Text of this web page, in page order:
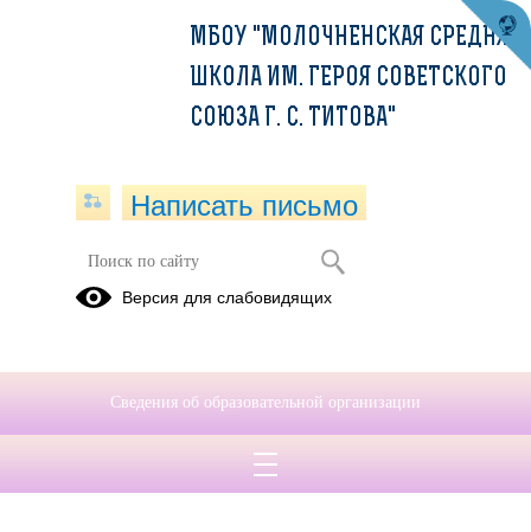
МБОУ "МОЛОЧНЕНСКАЯ СРЕДНЯЯ
ШКОЛА ИМ. ГЕРОЯ СОВЕТСКОГО
СОЮЗА Г. С. ТИТОВА"
Написать письмо
Версия для слабовидящих
Сведения об образовательной организации